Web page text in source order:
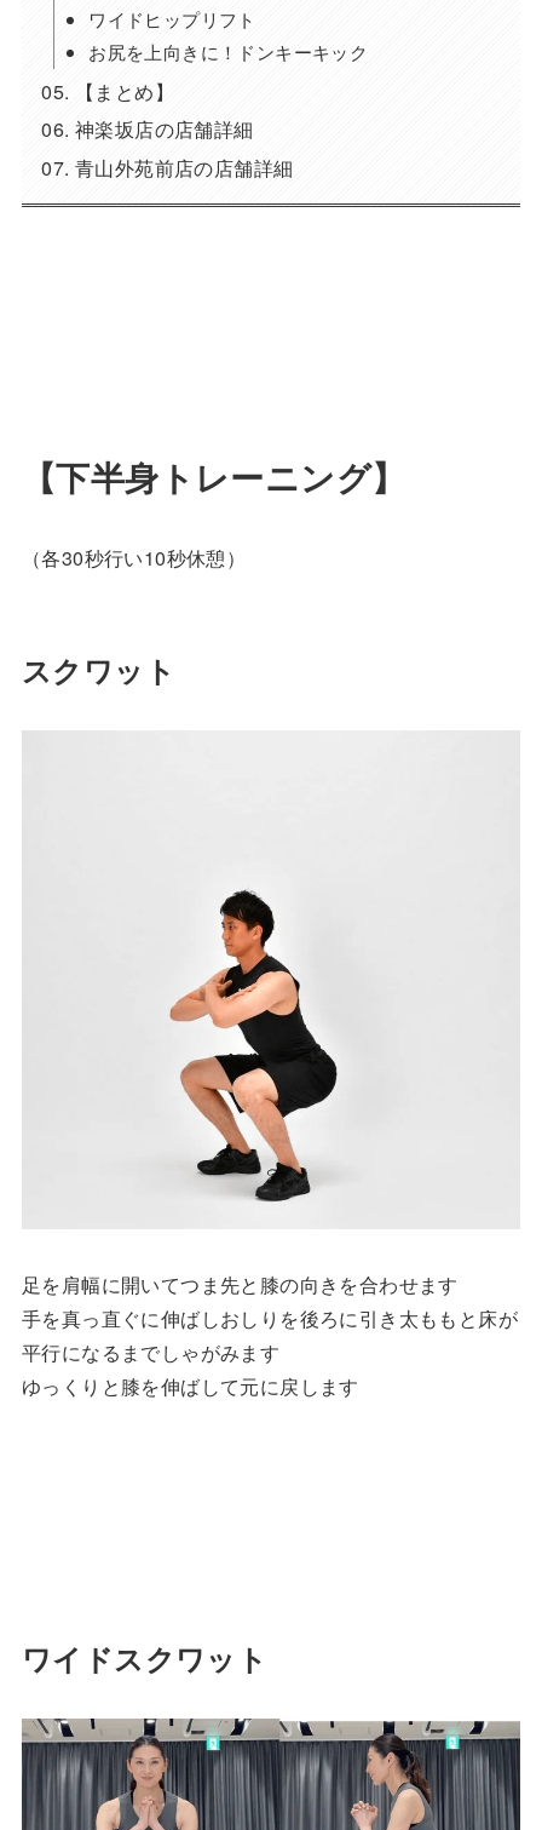
ワイドヒップリフト
お尻を上向きに！ドンキーキック
【まとめ】
神楽坂店の店舗詳細
青山外苑前店の店舗詳細
【下半身トレーニング】
（各30秒行い10秒休憩）
スクワット
足を肩幅に開いてつま先と膝の向きを合わせます
手を真っ直ぐに伸ばしおしりを後ろに引き太ももと床が
平行になるまでしゃがみます
ゆっくりと膝を伸ばして元に戻します
ワイドスクワット